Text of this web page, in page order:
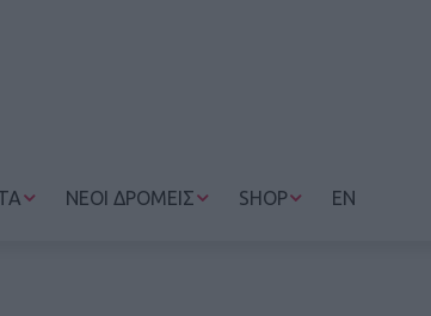
ΝΕΟΙ ΔΡΟΜΕΙΣ SHOP EN